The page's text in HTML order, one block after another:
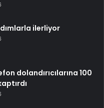
ilerliyor
dolandırıcılarına 100